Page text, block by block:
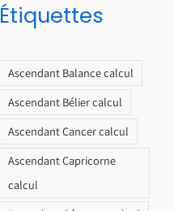
Étiquettes
Ascendant Balance calcul
Ascendant Bélier calcul
Ascendant Cancer calcul
Ascendant Capricorne
calcul